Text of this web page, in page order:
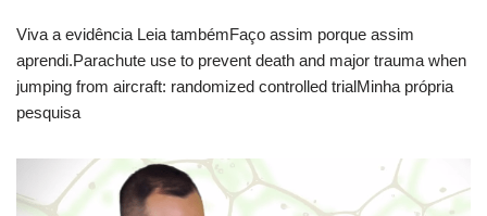
Viva a evidência Leia tambémFaço assim porque assim
aprendi.Parachute use to prevent death and major trauma when
jumping from aircraft: randomized controlled trialMinha própria
pesquisa